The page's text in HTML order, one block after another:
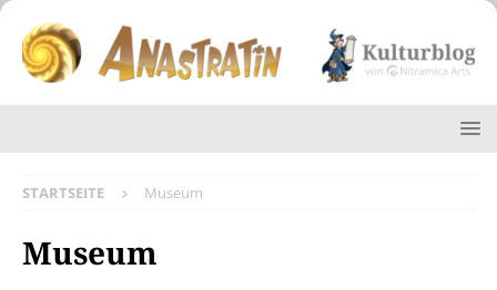
STARTSEITE Museum
Museum